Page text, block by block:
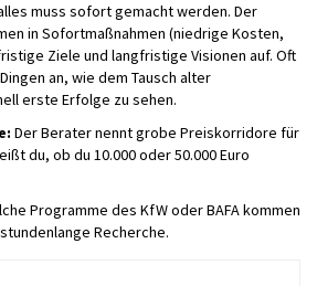
muss sofort gemacht werden. Der
in Sofortmaßnahmen (niedrige Kosten,
Ziele und langfristige Visionen auf. Oft
an, wie dem Tausch alter
erste Erfolge zu sehen.
Der Berater nennt grobe Preiskorridore für
du, ob du 10.000 oder 50.000 Euro
Programme des KfW oder BAFA kommen
Recherche.